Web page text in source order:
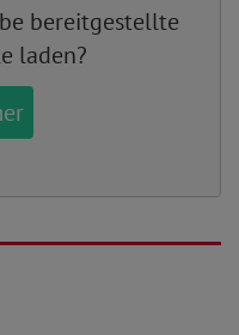
bereitgestellte
laden?